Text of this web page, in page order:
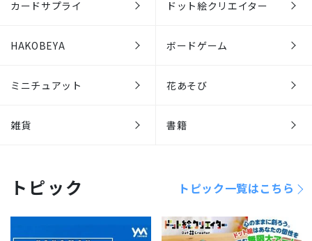
カードサプライ ドット絵クリエイター
HAKOBEYA ボードゲーム
ミニチュアット 花あそび
雑貨 書籍
トピック トピック一覧はこちら